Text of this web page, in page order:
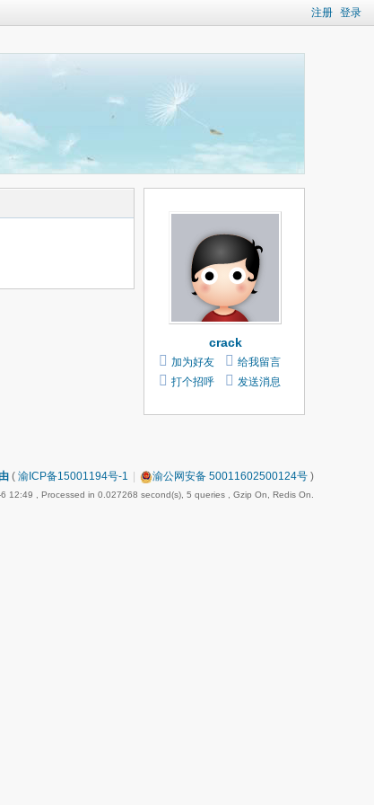
注册 登录
crack
加为好友
给我留言
打个招呼
发送消息
( 渝ICP备15001194号-1 | 渝公网安备 50011602500124号 )
12:49 , Processed in 0.027268 second(s), 5 queries , Gzip On, Redis On.